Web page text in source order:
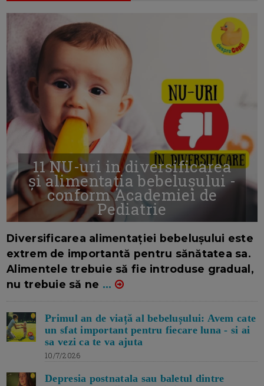
11 NU-uri in diversificarea
și alimentația bebelușului -
conform Academiei de
Pediatrie
Diversificarea alimentației bebelușului este
extrem de importantă pentru sănătatea sa.
Alimentele trebuie să fie introduse gradual,
nu trebuie să ne ...
Primul an de viață al bebelușului: Avem cate
un sfat important pentru fiecare luna - si ai
sa vezi ca te va ajuta
10/7/2026
Depresia postnatala sau baletul dintre